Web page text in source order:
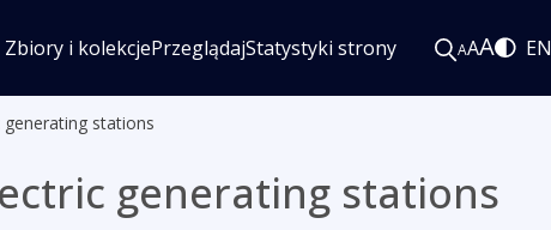
Zbiory i kolekcjePrzeglądajStatystyki strony AAA EN
stations
generating stations